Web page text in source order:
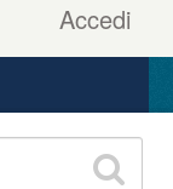
Accedi